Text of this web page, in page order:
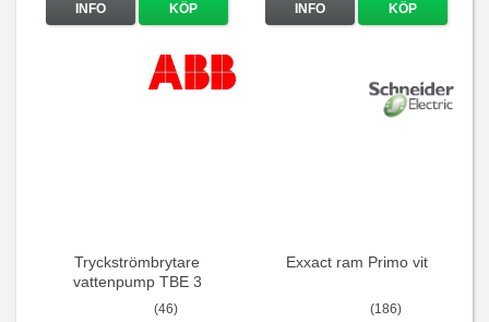
INFO KÖP INFO KÖP
Tryckströmbrytare
vattenpump TBE 3
(46)
Exxact ram Primo vit
(186)